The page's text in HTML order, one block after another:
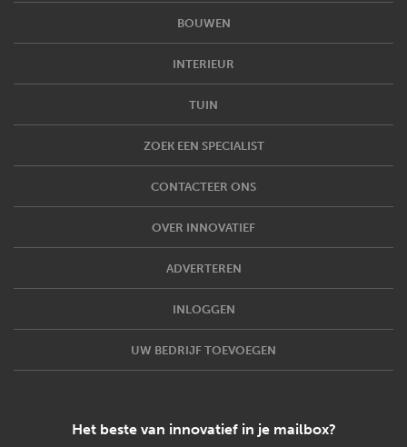
BOUWEN
INTERIEUR
TUIN
ZOEK EEN SPECIALIST
CONTACTEER ONS
OVER INNOVATIEF
ADVERTEREN
INLOGGEN
UW BEDRIJF TOEVOEGEN
Het beste van innovatief in je mailbox?